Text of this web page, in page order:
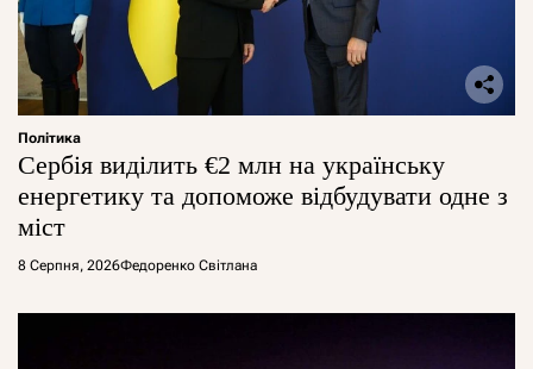
Політика
Сербія виділить €2 млн на українську
енергетику та допоможе відбудувати одне з
міст
8 Серпня, 2026Федоренко Світлана